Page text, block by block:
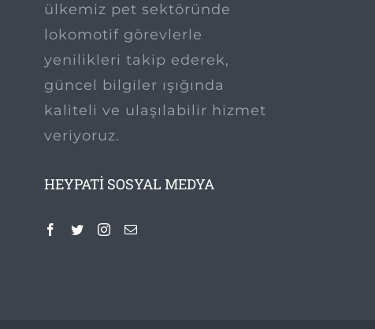
ülkemiz pet sektöründe
lokomotif görevlerle
yenilikleri takip ederek,
güncel bilgiler ışığında
kaliteli ve ulaşılabilir hizmet
veriyoruz.
HEYPATI SOSYAL MEDYA